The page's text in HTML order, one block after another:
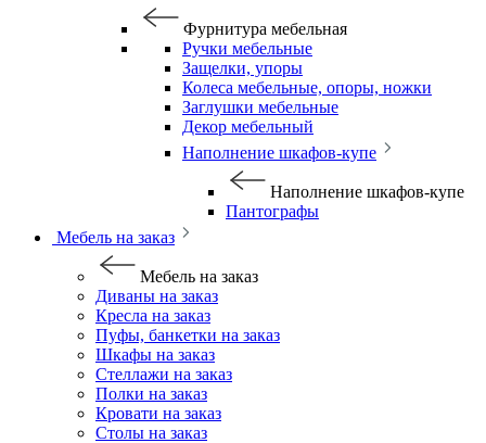
Фурнитура мебельная
Ручки мебельные
Защелки, упоры
Колеса мебельные, опоры, ножки
Заглушки мебельные
Декор мебельный
Наполнение шкафов-купе
Наполнение шкафов-купе
Пантографы
Мебель на заказ
Мебель на заказ
Диваны на заказ
Кресла на заказ
Пуфы, банкетки на заказ
Шкафы на заказ
Стеллажи на заказ
Полки на заказ
Кровати на заказ
Столы на заказ